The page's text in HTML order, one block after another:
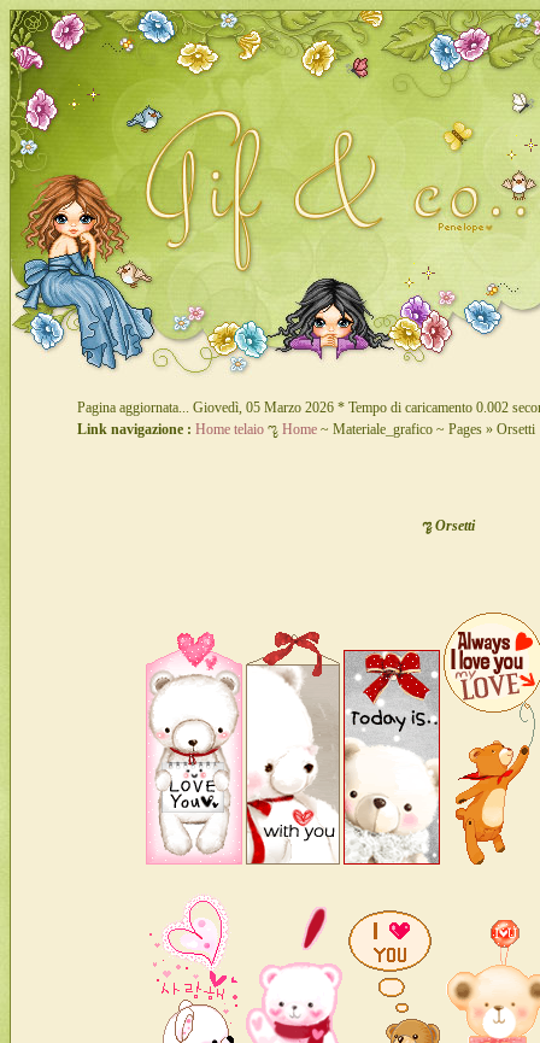
Pagina aggiornata... Giovedì, 05 Marzo 2026 * Tempo di caricamento 0.002
Link navigazione : Home telaio ೡ Home ~ Materiale_grafico ~ Pages » Orsetti
ೡ Orsetti